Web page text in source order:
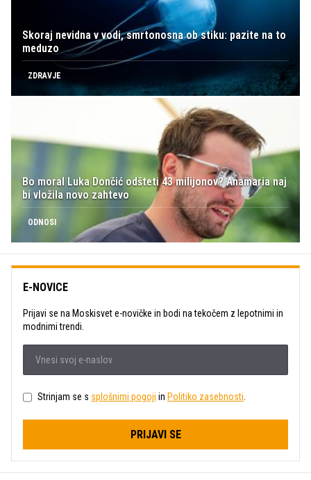
Skoraj nevidna v vodi, smrtonosna ob stiku: pazite na to
meduzo
ZDRAVJE
Bo moral Luka Dončić odšteti 43 milijonov? Anamaria naj
bi vložila novo zahtevo
ODNOSI
E-NOVICE
Prijavi se na Moskisvet e-novičke in bodi na tekočem z lepotnimi in
modnimi trendi.
Strinjam se s splošnimi pogoji in Politiko zasebnosti
PRIJAVI SE